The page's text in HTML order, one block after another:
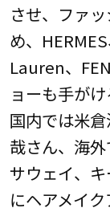
させ、ファ
め、
Lauren、
ョーも手がけ
国内では米
哉さん、海
サウェイ、
にヘアメイ